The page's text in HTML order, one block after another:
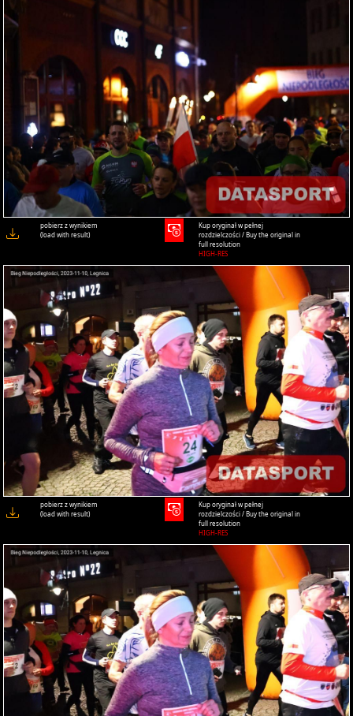
pobierz z wynikiem
(load with result)
Kup oryginał w pełnej
rozdzielczości / Buy the original in
full resolution
HIGH-RES
pobierz z wynikiem
(load with result)
Kup oryginał w pełnej
rozdzielczości / Buy the original in
full resolution
HIGH-RES